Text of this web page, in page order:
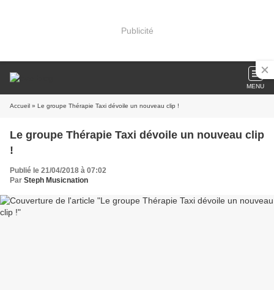
Publicité
MENU
Accueil » Le groupe Thérapie Taxi dévoile un nouveau clip !
Le groupe Thérapie Taxi dévoile un nouveau clip
!
Publié le 21/04/2018 à 07:02
Par Steph Musicnation